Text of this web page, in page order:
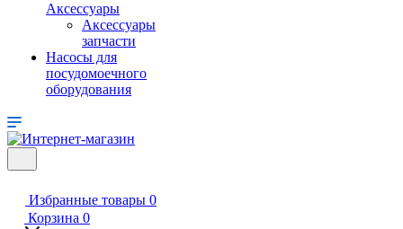
Аксессуары
Аксессуары
запчасти
Насосы для
посудомоечного
оборудования
Избранные товары 0
Корзина 0